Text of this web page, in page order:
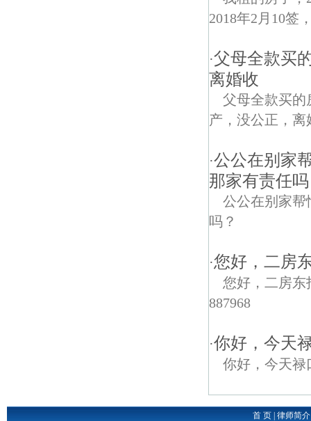
2018年2月10签
·父母全款买
离婚收
父母全款买的
产，没公正，
·公公在别家
那家有责任
公公在别家帮
吗？
·您好，二房
您好，二房东
887968
·你好，今天
你好，今天禄
首 页 |律师简介